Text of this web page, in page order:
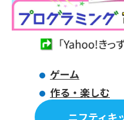
ゲーム
作る・楽しむ
ニフティキ